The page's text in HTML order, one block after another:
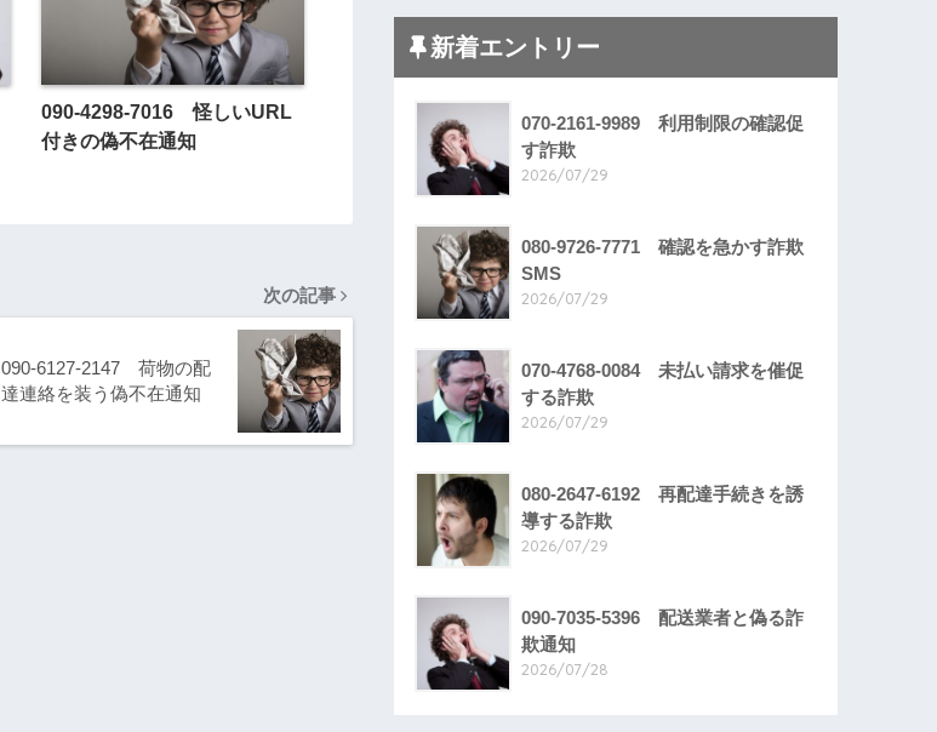
090-4298-7016 怪しいURL
付きの偽不在通知
次の記事
090-6127-2147 荷物の配
達連絡を装う偽不在通知
新着エントリー
070-2161-9989 利用制限の確認促
す詐欺
2026/07/29
080-9726-7771 確認を急かす詐欺
SMS
2026/07/29
070-4768-0084 未払い請求を催促
する詐欺
2026/07/29
080-2647-6192 再配達手続きを誘
導する詐欺
2026/07/29
090-7035-5396 配送業者と偽る詐
欺通知
2026/07/28